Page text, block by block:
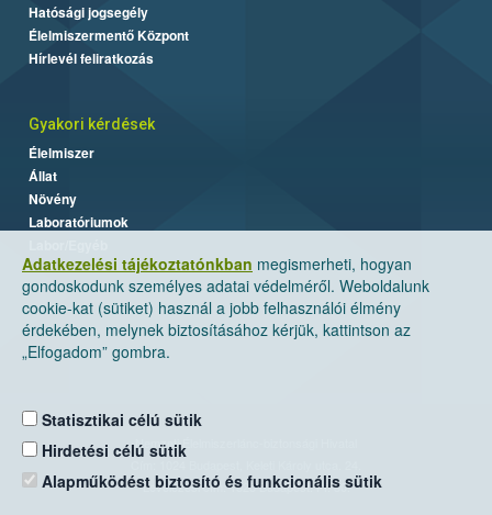
Adatkezelési tájékoztatónkban megismerheti, hogyan
gondoskodunk személyes adatai védelméről. Weboldalunk
cookie-kat (sütiket) használ a jobb felhasználói élmény
érdekében, melynek biztosításához kérjük, kattintson az
„Elfogadom” gombra.
Statisztikai célú sütik
Hirdetési célú sütik
Alapműködést biztosító és funkcionális sütik
Hatósági jogsegély
Élelmiszermentő Központ
Hírlevél feliratkozás
Gyakori kérdések
Élelmiszer
Állat
Növény
Laboratóriumok
Nemzeti Élelmiszerlánc-biztonsági Hivatal
Levelezési cím: 1525 Budapest. Pf. 30.